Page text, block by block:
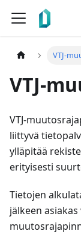
VTJ-
VTJ-
VTJ-
liittyvä
ylläpitää
erityisesti
Tietojen
jälkeen